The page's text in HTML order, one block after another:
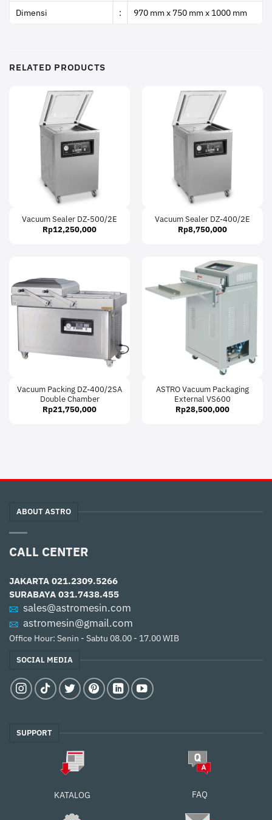
Dimensi : 970 mm x 750 mm x 1000 mm
RELATED PRODUCTS
Vacuum Sealer DZ-500/2E
Rp12,250,000
Vacuum Sealer DZ-400/2E
Rp8,750,000
Vacuum Packing DZ-400/2SA
Double Chamber
Rp21,750,000
ASTRO Vacuum Packaging
External VS600
Rp28,500,000
ABOUT ASTRO
CALL CENTER
JAKARTA 021.2309.5266
SURABAYA 031.7438.455
sales@astromesin.com
astromesin@gmail.com
Office Hour: Senin - Sabtu 08.00 - 17.00 WIB
SOCIAL MEDIA
SUPPORT
KATALOG FAQ